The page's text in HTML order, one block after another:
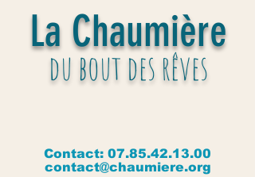
La Chaumière
du bout des rêves
Contact: 07.85.42.13.00
contact@chaumiere.org